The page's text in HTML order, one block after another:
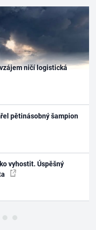
ničí logistická
pětinásobný šampion
vyhostit. Úspěšný